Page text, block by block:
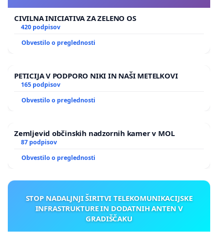
CIVILNA INICIATIVA ZA ZELENO OS
420 podpisov
Obvestilo o preglednosti
PETICIJA V PODPORO NIKI IN NAŠI METELKOVI
165 podpisov
Obvestilo o preglednosti
Zemljevid občinskih nadzornih kamer v MOL
87 podpisov
Obvestilo o preglednosti
STOP NADALJNJI ŠIRITVI TELEKOMUNIKACIJSKE
INFRASTRUKTURE IN DODATNIH ANTEN V
GRADIŠČAKU